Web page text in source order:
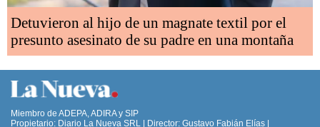
Detuvieron al hijo de un magnate textil por el
presunto asesinato de su padre en una montaña
Miembro de ADEPA, ADIRA y SIP
Propietario: Diario La Nueva SRL | Director: Gustavo Fabián Elías |